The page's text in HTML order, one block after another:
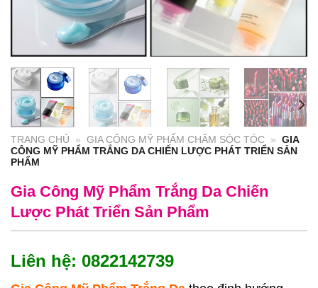
TRANG CHỦ » GIA CÔNG MỸ PHẨM CHĂM SÓC TÓC »
GIA
CÔNG MỸ PHẨM TRẮNG DA CHIẾN LƯỢC PHÁT TRIỂN SẢN
PHẨM
Gia Công Mỹ Phẩm Trắng Da Chiến
Lược Phát Triển Sản Phẩm
Liên hệ: 0822142739